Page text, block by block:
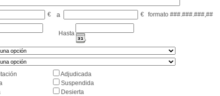
€ a € formato ###.###.###,##
Hasta
Adjudicada
Suspendida
Desierta